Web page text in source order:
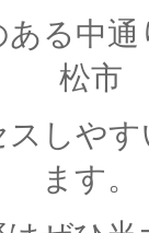
る中
松市
しや
ます。